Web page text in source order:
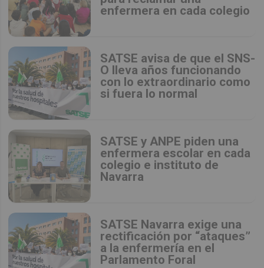
enfermera en cada colegio
SATSE avisa de que el SNS-
O lleva años funcionando
con lo extraordinario como
si fuera lo normal
SATSE y ANPE piden una
enfermera escolar en cada
colegio e instituto de
Navarra
SATSE Navarra exige una
rectificación por “ataques”
a la enfermería en el
Parlamento Foral